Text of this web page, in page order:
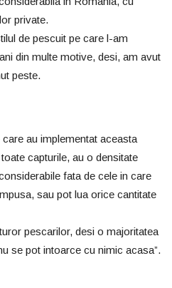
private.
de pescuit pe care l-am
din multe motive, desi, am avut
peste.
au implementat aceasta
capturile, au o densitate
fata de cele in care
sau pot lua orice cantitate
pescarilor, desi o majoritatea
se pot intoarce cu nimic acasa”.